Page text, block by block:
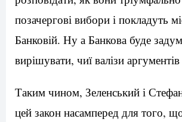
позачергові вибори і покладуть
Банковій. Ну а Банкова буде
вирішувати, чиї валізи
Таким чином, Зеленський і
цей закон насамперед для того,